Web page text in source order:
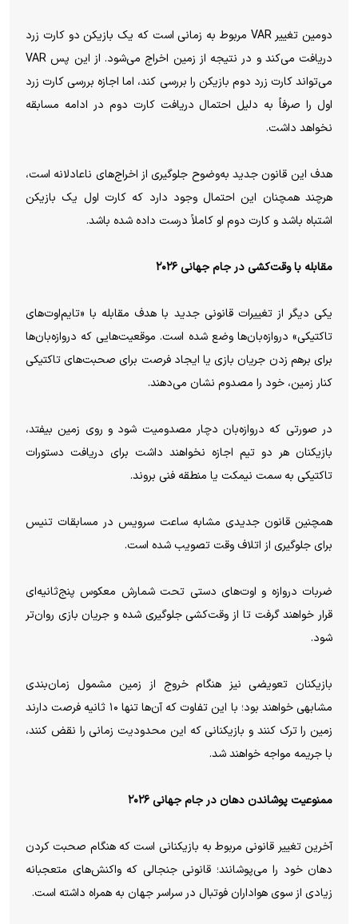
دومین تغییر VAR مربوط به زمانی است که یک بازیکن دو کارت زرد
دریافت می‌کند و در نتیجه از زمین اخراج می‌شود. از این پس VAR
می‌تواند کارت زرد دوم بازیکن را بررسی کند، اما اجازه بررسی کارت زرد
اول را صرفاً به دلیل احتمال دریافت کارت دوم در ادامه مسابقه
نخواهد داشت.
هدف این قانون جدید به‌وضوح جلوگیری از اخراج‌های ناعادلانه است،
هرچند همچنان این احتمال وجود دارد که کارت اول یک بازیکن
اشتباه باشد و کارت دوم او کاملاً درست داده شده باشد.
مقابله با وقت‌کشی در جام جهانی ۲۰۲۶
یکی دیگر از تغییرات قانونی جدید با هدف مقابله با «تایم‌اوت‌های
تاکتیکی» دروازه‌بان‌ها وضع شده است. موقعیت‌هایی که دروازه‌بان‌ها
برای برهم زدن جریان بازی یا ایجاد فرصت برای صحبت‌های تاکتیکی
کنار زمین، خود را مصدوم نشان می‌دهند.
در صورتی که دروازه‌بان دچار مصدومیت شود و روی زمین بیفتد،
بازیکنان هر دو تیم اجازه نخواهند داشت برای دریافت دستورات
تاکتیکی به سمت نیمکت یا منطقه فنی بروند.
همچنین قانون جدیدی مشابه ساعت سرویس در مسابقات تنیس
برای جلوگیری از اتلاف وقت تصویب شده است.
ضربات دروازه و اوت‌های دستی تحت شمارش معکوس پنج‌ثانیه‌ای
قرار خواهند گرفت تا از وقت‌کشی جلوگیری شده و جریان بازی روان‌تر
شود.
بازیکنان تعویضی نیز هنگام خروج از زمین مشمول زمان‌بندی
مشابهی خواهند بود؛ با این تفاوت که آن‌ها تنها ۱۰ ثانیه فرصت دارند
زمین را ترک کنند و بازیکنانی که این محدودیت زمانی را نقض کنند،
با جریمه مواجه خواهند شد.
ممنوعیت پوشاندن دهان در جام جهانی ۲۰۲۶
آخرین تغییر قانونی مربوط به بازیکنانی است که هنگام صحبت کردن
دهان خود را می‌پوشانند؛ قانونی جنجالی که واکنش‌های متعجبانه
زیادی از سوی هواداران فوتبال در سراسر جهان به همراه داشته است.